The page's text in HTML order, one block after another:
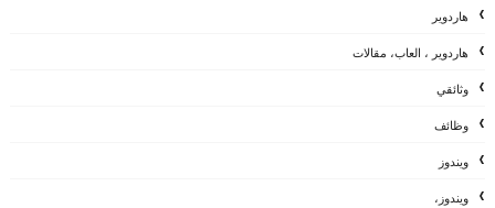
هاردوير
هاردوير ، العاب، مقالات
وثائقي
وظائف
ويندوز
ويندوز،